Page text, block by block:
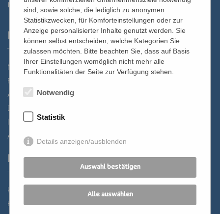
st.bernhard@edw.or.at
Links
Newsletter
Förderverein
Anreise
Datenschutz
Impressum
AGB
Partner
Katholisches Bildungswerk Wien
Bildung Regional
sind, sowie solche, die lediglich zu anonymen
Statistikzwecken, für Komforteinstellungen oder zur
Anzeige personalisierter Inhalte genutzt werden. Sie
können selbst entscheiden, welche Kategorien Sie
zulassen möchten. Bitte beachten Sie, dass auf Basis
Ihrer Einstellungen womöglich nicht mehr alle
Funktionalitäten der Seite zur Verfügung stehen.
Notwendig
Statistik
Details anzeigen/ausblenden
Auswahl bestätigen
Alle auswählen